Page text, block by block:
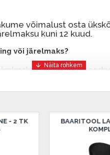
võimalust osta
kuni 12 kuud.
või järelmaks?
on mugav ja
periood: 12 kuud, esimene
0 €.
BAARITOOL
KOMPLEKTIS